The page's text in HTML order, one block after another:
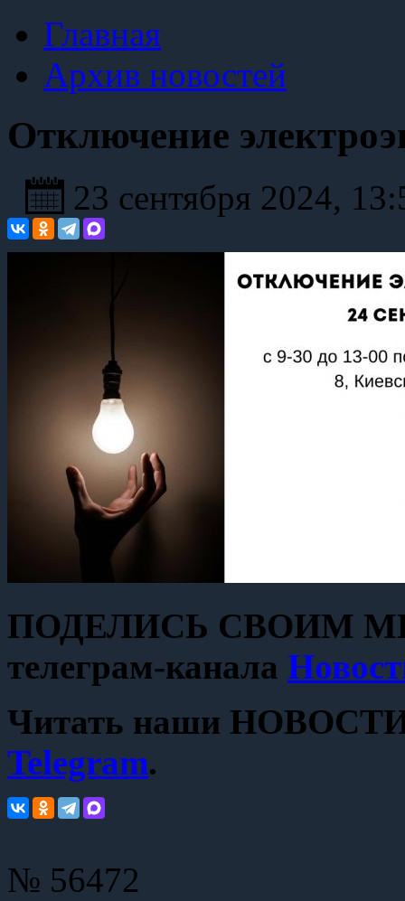
Главная
Архив новостей
Отключение
23 сентября 2024,
ПОДЕЛИСЬ СВОИМ
телеграм-канала
Читать наши НОВОСТИ
Telegram.
№ 56472